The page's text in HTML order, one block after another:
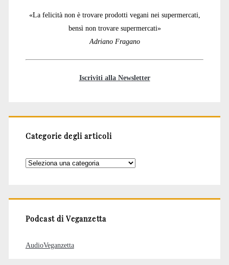
«La felicità non è trovare prodotti vegani nei supermercati,
bensì non trovare supermercati»
Adriano Fragano
Iscriviti alla Newsletter
Categorie degli articoli
Categorie
Podcast di Veganzetta
AudioVeganzetta